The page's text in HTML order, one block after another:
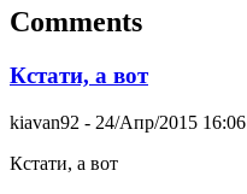
Comments
Кстати, а вот
kiavan92 - 24/Апр/2015 16:06
Кстати, а вот